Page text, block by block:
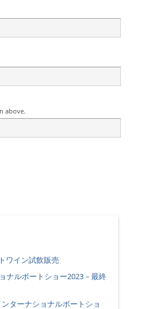
above.
トワイン試飲販売
ナルボートショー2023－最終
ターナショナルボートショ